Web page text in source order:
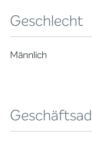
Geschlecht
Männlich